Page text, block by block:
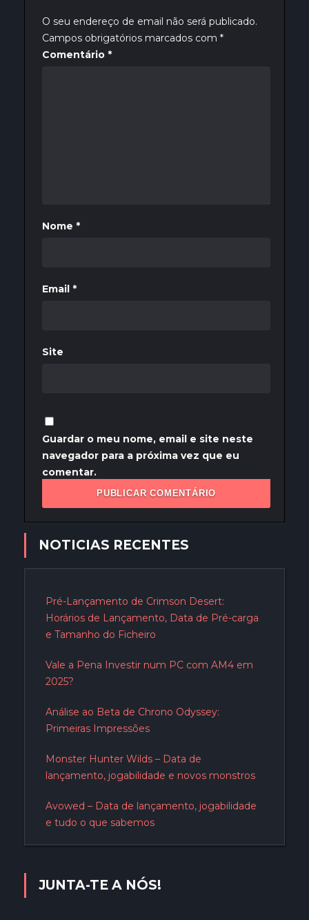
O seu endereço de email não será publicado.
Campos obrigatórios marcados com *
Comentário *
Nome *
Email *
Site
Guardar o meu nome, email e site neste
navegador para a próxima vez que eu
comentar.
NOTICIAS RECENTES
Pré-Lançamento de Crimson Desert:
Horários de Lançamento, Data de Pré-carga
e Tamanho do Ficheiro
Vale a Pena Investir num PC com AM4 em
2025?
Análise ao Beta de Chrono Odyssey:
Primeiras Impressões
Monster Hunter Wilds – Data de
lançamento, jogabilidade e novos monstros
Avowed – Data de lançamento, jogabilidade
e tudo o que sabemos
JUNTA-TE A NÓS!